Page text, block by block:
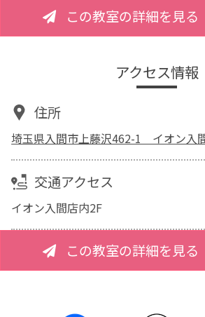
この教室の詳細を見る
アクセス情報
住所
埼玉県入間市上藤沢462-1 イオン入
交通アクセス
イオン入間店内2F
この教室の詳細を見る